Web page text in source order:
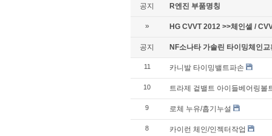
공지 R엔진 부품명칭
» HG CVVT 2012 >>체인셑 /
공지 NF소나타 가솔린 타이밍체인
11 카니발 타이밍밸트파손
10 트라제 겉밸트 아이들베어링볼
9 로체 누유/흡기누설
8 카이런 체인/인젝터작업